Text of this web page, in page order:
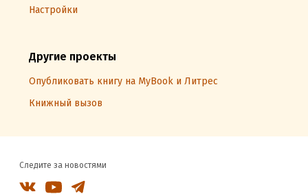
Настройки
Другие проекты
Опубликовать книгу на MyBook и Литрес
Книжный вызов
Следите за новостями